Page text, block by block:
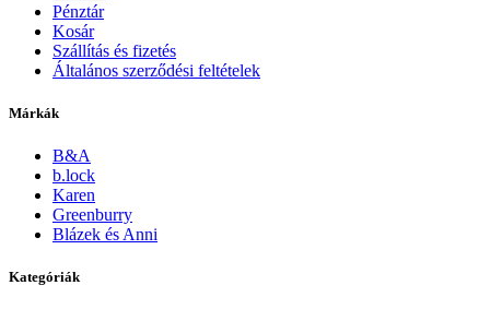
Pénztár
Kosár
Szállítás és fizetés
Általános szerződési feltételek
Márkák
B&A
b.lock
Karen
Greenburry
Blázek és Anni
Kategóriák